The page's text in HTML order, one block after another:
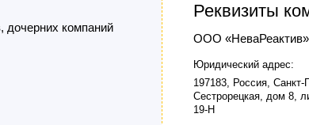
дочерних компаний
Реквизиты
ООО «НеваРеактив»
Юридический адрес:
197183, Россия, Санкт-
Сестрорецкая, дом 8,
19-Н